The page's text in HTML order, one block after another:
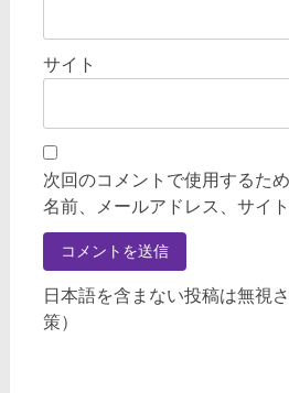
サイト
次回のコメントで使用するた
名前、メールアドレス、サイト
日本語を含まない投稿は無視
策）